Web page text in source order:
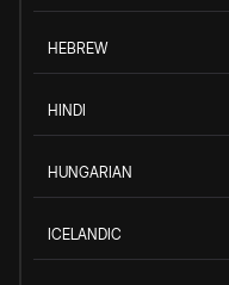
HEBREW
HINDI
HUNGARIAN
ICELANDIC